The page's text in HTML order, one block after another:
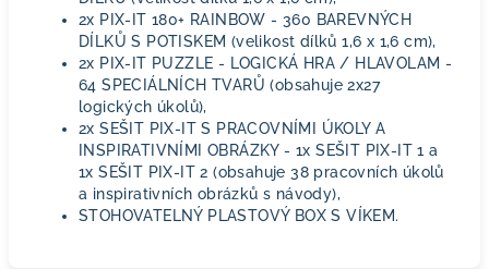
2x PIX-IT 180+ RAINBOW - 360 BAREVNÝCH
DÍLKŮ S POTISKEM (velikost dílků 1,6 x 1,6 cm),
2x PIX-IT PUZZLE - LOGICKÁ HRA / HLAVOLAM -
64 SPECIÁLNÍCH TVARŮ (obsahuje 2x27
logických úkolů),
2x SEŠIT PIX-IT S PRACOVNÍMI ÚKOLY A
INSPIRATIVNÍMI OBRÁZKY - 1x SEŠIT PIX-IT 1 a
1x SEŠIT PIX-IT 2 (obsahuje 38 pracovních úkolů
a inspirativních obrázků s návody),
STOHOVATELNÝ PLASTOVÝ BOX S VÍKEM.